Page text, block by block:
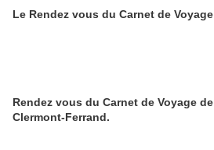
Le Rendez vous du Carnet de Voyage
Rendez vous du Carnet de Voyage de
Clermont-Ferrand.